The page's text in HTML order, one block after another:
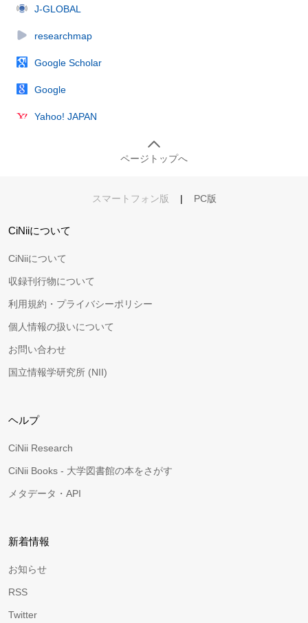
J-GLOBAL
researchmap
Google Scholar
Google
Yahoo! JAPAN
ページトップへ
スマートフォン版 | PC版
CiNiiについて
CiNiiについて
収録刊行物について
利用規約・プライバシーポリシー
個人情報の扱いについて
お問い合わせ
国立情報学研究所 (NII)
ヘルプ
CiNii Research
CiNii Books - 大学図書館の本をさがす
メタデータ・API
新着情報
お知らせ
RSS
Twitter